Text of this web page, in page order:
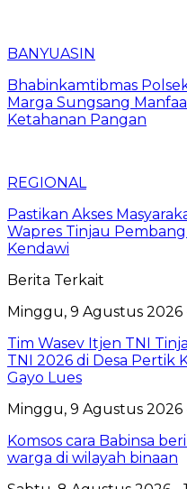
BANYUASIN
Bhabinkamtibmas
Marga Sungsang
Ketahanan Pangan
REGIONAL
Pastikan Akses
Wapres Tinjau
Kendawi
Berita Terkait
Minggu, 9 Agustus 2026
Tim Wasev Itjen TNI
TNI 2026 di Desa Pertik
Gayo Lues
Minggu, 9 Agustus 2026
Komsos cara Babinsa
warga di wilayah binaan